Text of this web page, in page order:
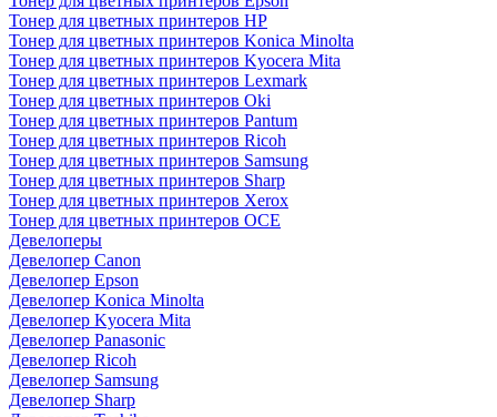
Тонер для цветных принтеров HP
Тонер для цветных принтеров Konica Minolta
Тонер для цветных принтеров Kyocera Mita
Тонер для цветных принтеров Lexmark
Тонер для цветных принтеров Oki
Тонер для цветных принтеров Pantum
Тонер для цветных принтеров Ricoh
Тонер для цветных принтеров Samsung
Тонер для цветных принтеров Sharp
Тонер для цветных принтеров Xerox
Тонер для цветных принтеров OCE
Девелоперы
Девелопер Canon
Девелопер Epson
Девелопер Konica Minolta
Девелопер Kyocera Mita
Девелопер Panasonic
Девелопер Ricoh
Девелопер Samsung
Девелопер Sharp